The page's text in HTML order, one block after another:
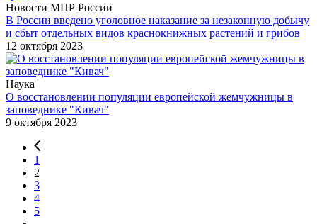
Новости МПР России
В России введено уголовное наказание за незаконную добычу
и сбыт отдельных видов краснокнижных растений и грибов
12 октября 2023
Наука
О восстановлении популяции европейской жемчужницы в
заповеднике "Кивач"
9 октября 2023
1
2
3
4
5